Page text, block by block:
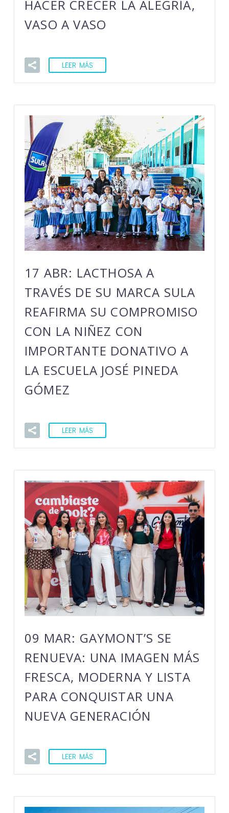
HACER CRECER LA ALEGRÍA,
VASO A VASO
LEER MÁS
17 ABR: LACTHOSA A
TRAVÉS DE SU MARCA SULA
REAFIRMA SU COMPROMISO
CON LA NIÑEZ CON
IMPORTANTE DONATIVO A
LA ESCUELA JOSÉ PINEDA
GÓMEZ
LEER MÁS
09 MAR: GAYMONT’S SE
RENUEVA: UNA IMAGEN MÁS
FRESCA, MODERNA Y LISTA
PARA CONQUISTAR UNA
NUEVA GENERACIÓN
LEER MÁS